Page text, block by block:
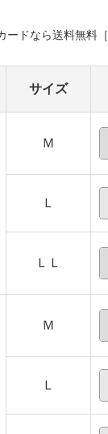
ードなら送料無料［
サイズ
Ｍ
Ｌ
ＬＬ
Ｍ
Ｌ